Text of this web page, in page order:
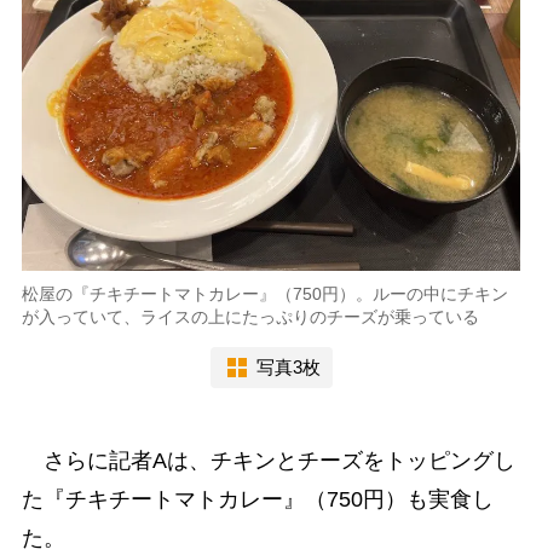
松屋の『チキチートマトカレー』（750円）。ルーの中にチキン
が入っていて、ライスの上にたっぷりのチーズが乗っている
写真3枚
さらに記者Aは、チキンとチーズをトッピングし
た『チキチートマトカレー』（750円）も実食し
た。